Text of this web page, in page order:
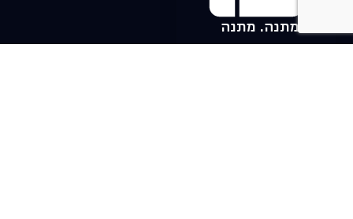
שובר מתנה. מתנה
אישית מפנקת